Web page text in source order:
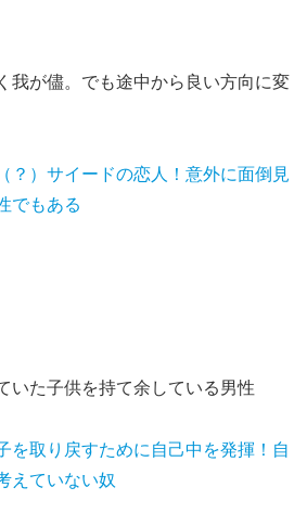
我が儘。でも途中から良い方向に変
）サイードの恋人！意外に面倒見
でもある
いた子供を持て余している男性
取り戻すために自己中を発揮！自
えていない奴